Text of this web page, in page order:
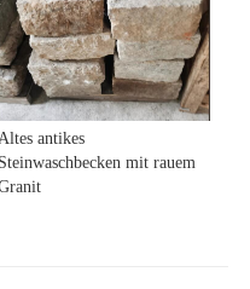
antikes
Steinwaschbecken mit rauem